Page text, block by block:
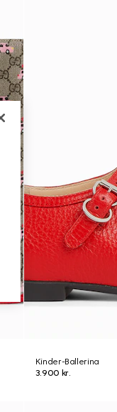
Kinder-Ballerina
3.900 kr.